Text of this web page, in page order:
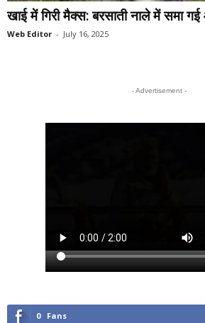
खाई में गिरी मैक्स: बरसाती नाले में समा
Web Editor - July 16, 2025
- Advertisement -
0 Fans